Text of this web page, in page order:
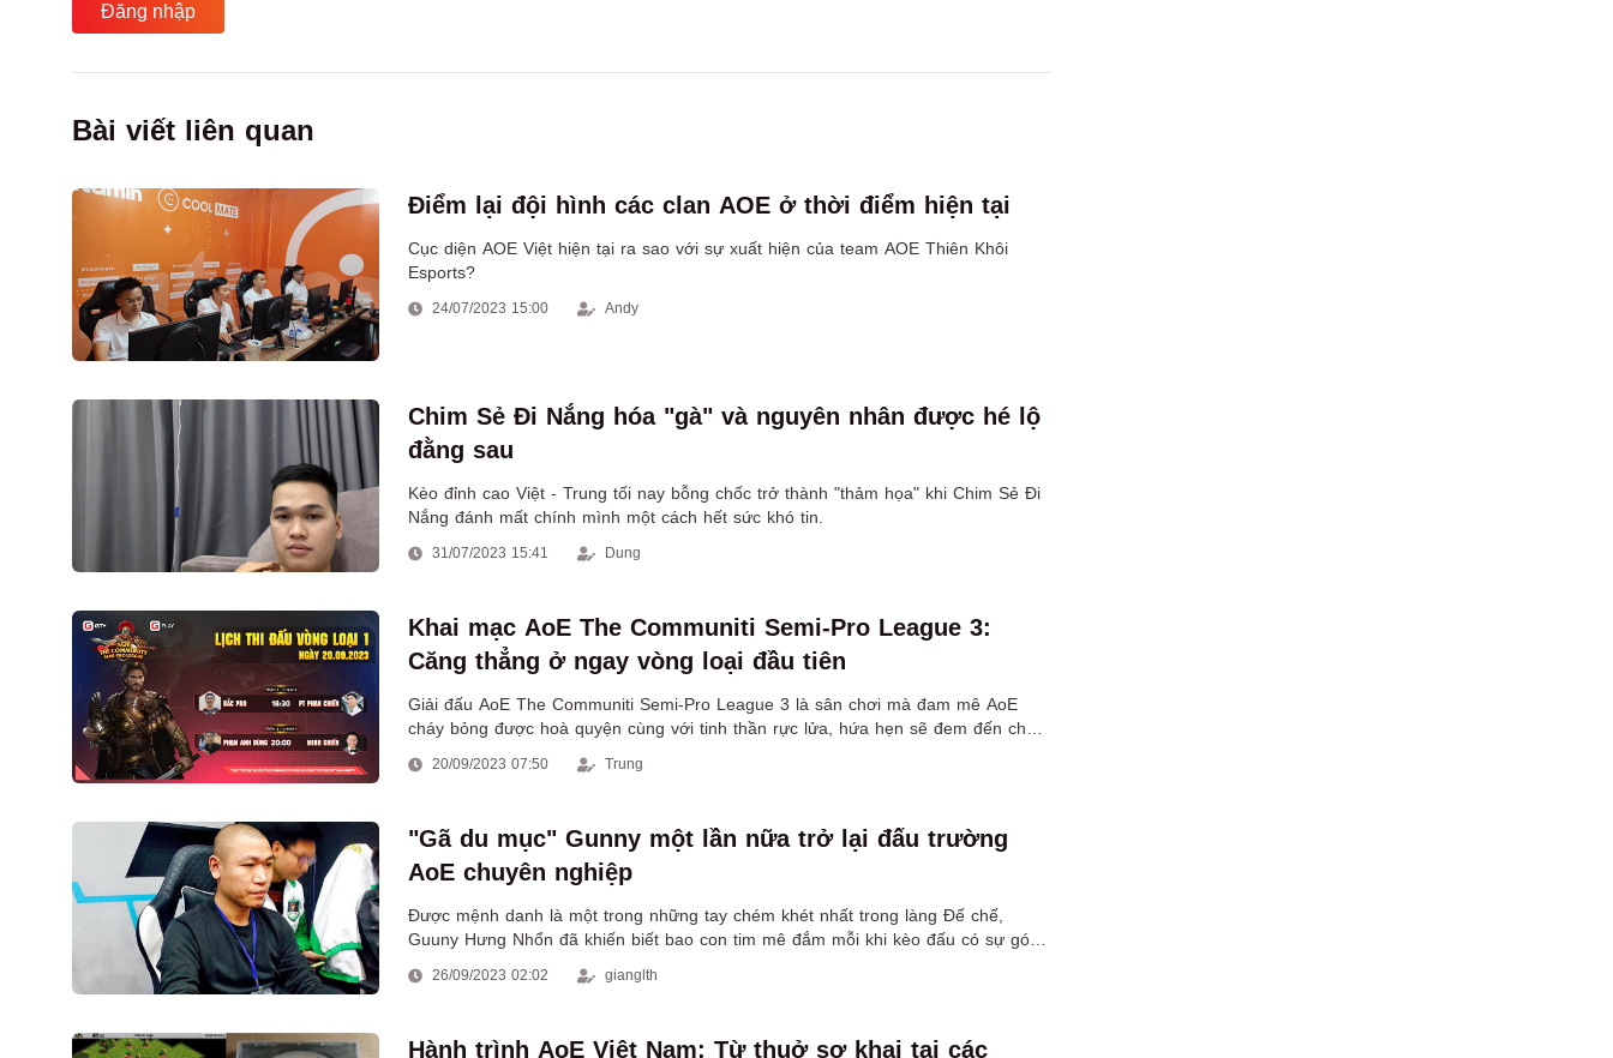
Đăng nhập
Bài viết liên quan
Điểm lại đội hình các clan AOE ở thời điểm hiện tại
Cục diện AOE Việt hiện tại ra sao với sự xuất hiện của team AOE Thiên Khôi
Esports?
24/07/2023 15:00 Andy
Chim Sẻ Đi Nắng hóa "gà" và nguyên nhân được hé lộ
đằng sau
Kèo đỉnh cao Việt - Trung tối nay bỗng chốc trở thành "thảm họa" khi Chim Sẻ Đi
Nắng đánh mất chính mình một cách hết sức khó tin.
31/07/2023 15:41 Dung
Khai mạc AoE The Communiti Semi-Pro League 3:
Căng thẳng ở ngay vòng loại đầu tiên
Giải đấu AoE The Communiti Semi-Pro League 3 là sân chơi mà đam mê AoE
cháy bỏng được hoà quyện cùng với tinh thần rực lửa, hứa hẹn sẽ đem đến cho
khán giả những màn đại chiến thú vị cả trong lẫn ngoài trận đấu.
20/09/2023 07:50 Trung
"Gã du mục" Gunny một lần nữa trở lại đấu trường
AoE chuyên nghiệp
Được mệnh danh là một trong những tay chém khét nhất trong làng Đế chế,
Guuny Hưng Nhổn đã khiến biết bao con tim mê đắm mỗi khi kèo đấu có sự góp
mặt của mình.
26/09/2023 02:02 gianglth
Hành trình AoE Việt Nam: Từ thuở sơ khai tại các